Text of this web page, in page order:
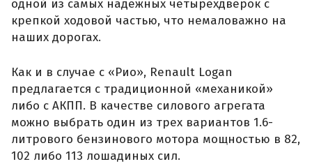
одной из самых надежных четырехдверок с
крепкой ходовой частью, что немаловажно на
наших дорогах.
Как и в случае с «Рио», Renault Logan
предлагается с традиционной «механикой»
либо с АКПП. В качестве силового агрегата
можно выбрать один из трех вариантов 1.6-
литрового бензинового мотора мощностью в 82,
102 либо 113 лошадиных сил.